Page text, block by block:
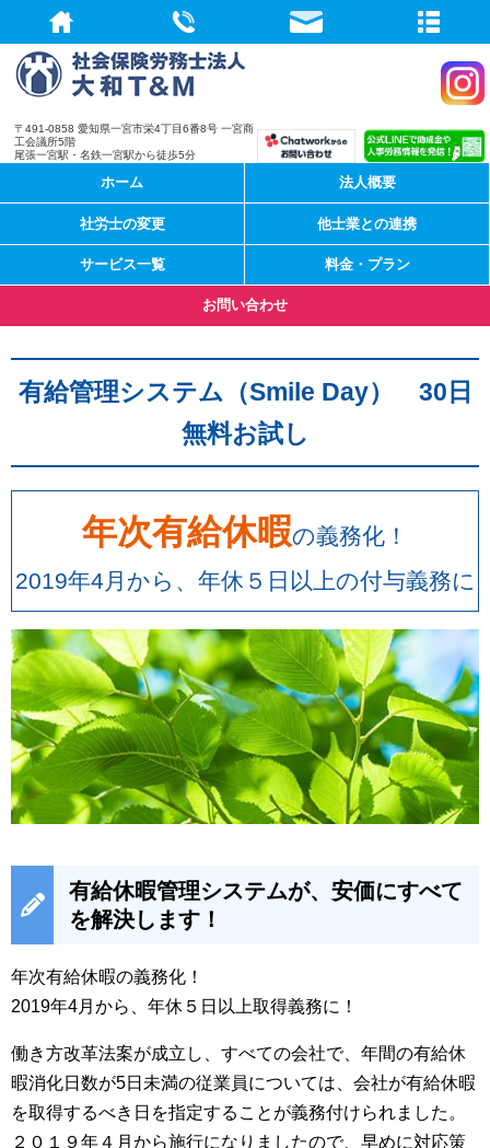
社会保険労
〒491-0858 愛知県一宮市栄4丁目6番8号 一宮商
工会議所5階
尾張一宮駅・名鉄一宮駅から徒歩5分
ホーム 法人概要
社労士の変更 他士業との連携
サービス一覧 料金・プラン
お問い合わせ
有給管理システム（Smile Day） 30日
無料お試し
年次有給休暇の義務化！
2019年4月から、年休５日以上の付与義務に
有給休暇管理システムが、安価にすべて
を解決します！
年次有給休暇の義務化！
2019年4月から、年休５日以上取得義務に！
働き方改革法案が成立し、すべての会社で、年間の有給休
暇消化日数が5日未満の従業員については、会社が有給休暇
を取得するべき日を指定することが義務付けられました。
２０１９年４月から施行になりましたので、早めに対応策